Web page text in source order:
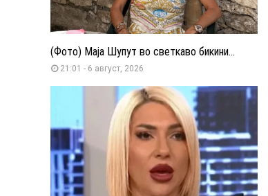
(Фото) Маја Шупут во светкаво бикини...
21:01 - 6 август, 2026